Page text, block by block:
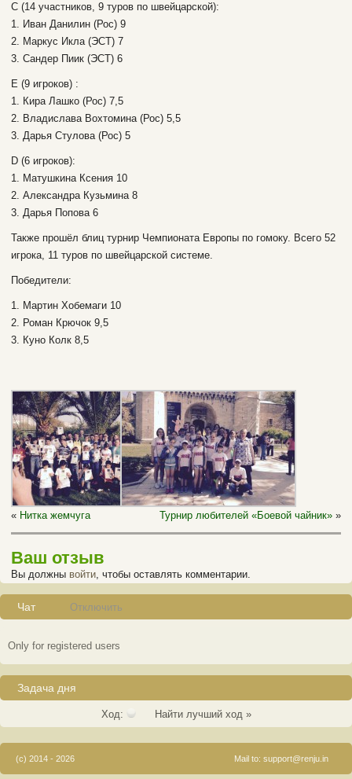
C (14 участников, 9 туров по швейцарской):
1. Иван Данилин (Рос) 9
2. Маркус Икла (ЭСТ) 7
3. Сандер Пиик (ЭСТ) 6
E (9 игроков) :
1. Кира Лашко (Рос) 7,5
2. Владислава Вохтомина (Рос) 5,5
3. Дарья Стулова (Рос) 5
D (6 игроков):
1. Матушкина Ксения 10
2. Александра Кузьмина 8
3. Дарья Попова 6
Также прошёл блиц турнир Чемпионата Европы по гомоку. Всего 52
игрока, 11 туров по швейцарской системе.
Победители:
1. Мартин Хобемаги 10
2. Роман Крючок 9,5
3. Куно Колк 8,5
« Нитка жемчуга Турнир любителей «Боевой чайник» »
Ваш отзыв
Вы должны войти, чтобы оставлять комментарии.
Чат Отключить
Only for registered users
Задача дня
Ход: Найти лучший ход »
(c) 2014 - 2026 Mail to: support@renju.in